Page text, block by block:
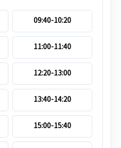
09:40-10:20
11:00-11:40
12:20-13:00
13:40-14:20
15:00-15:40